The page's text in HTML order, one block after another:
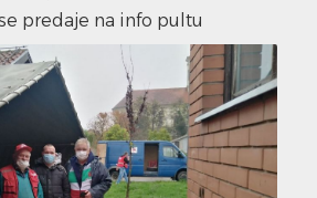
predaje na info pultu